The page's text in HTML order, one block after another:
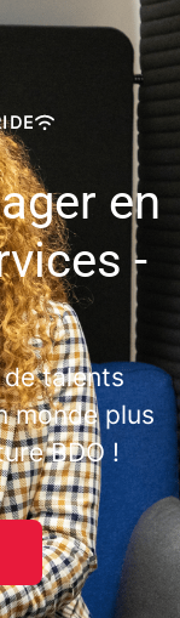
en
-
talents
monde plus
BDO !